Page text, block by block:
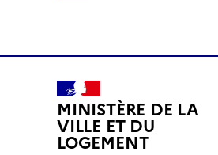
MINISTÈRE DE LA
VILLE ET DU
LOGEMENT